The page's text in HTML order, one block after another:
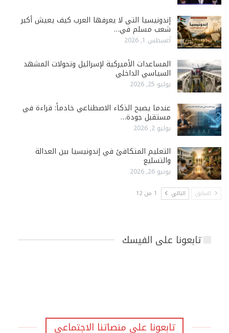
إندونيسيا التي لا يعرفها العرب كيف يعيش أكبر
شعب مسلم في…
أغسطس 1, 2026
المساعدات الأميركية لإسرائيل وتحولات المشهد
السياسي الداخلي
يوليو 25, 2026
عندما يصبح الذكاء الاصطناعي خادماً: قراءة في
مستقبل جودة…
يوليو 2, 2026
التعليم المتكافئ في إندونيسيا بين العدالة
والتسليع
يونيو 26, 2026
السابق التالي 1 من 12
تابعونا على الفيسك
تابعونا على منصاتنا الاجتماعي